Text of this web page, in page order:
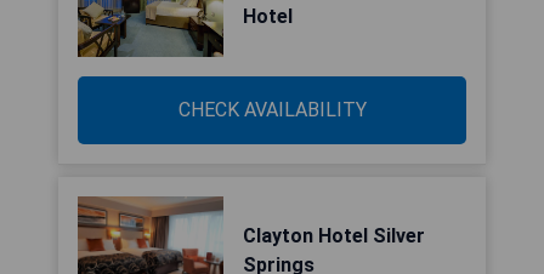
Hotel
CHECK AVAILABILITY
Clayton Hotel Silver
Springs